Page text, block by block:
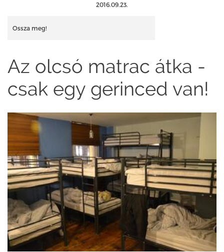
2016.09.23.
Ossza meg!
Az olcsó matrac átka -
csak egy gerinced van!